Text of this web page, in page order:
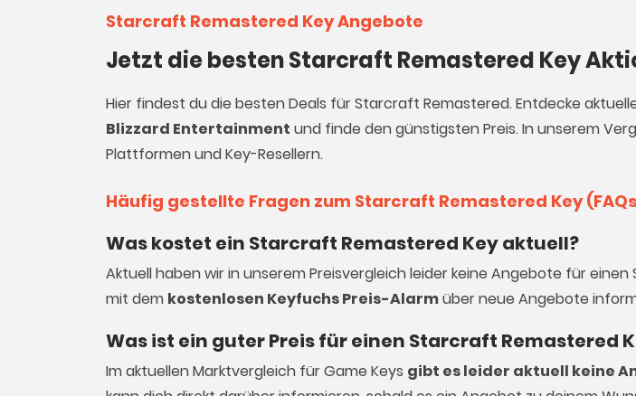
Starcraft Remastered Key Angebote
Jetzt die besten Starcraft Remastered Key
Hier findest du die besten Deals für Starcraft Remastered. Entdecke
Blizzard Entertainment und finde den günstigsten Preis. In unserem
Plattformen und Key-Resellern.
Häufig gestellte Fragen zum Starcraft Remastered Key
Was kostet ein Starcraft Remastered Key aktuell?
Aktuell haben wir in unserem Preisvergleich leider keine Angebote für
mit dem kostenlosen Keyfuchs Preis-Alarmüber neue Angebote
Was ist ein guter Preis für einen Starcraft Remastered
Im aktuellen Marktvergleich fürGame Keys gibt es leider aktuell keine